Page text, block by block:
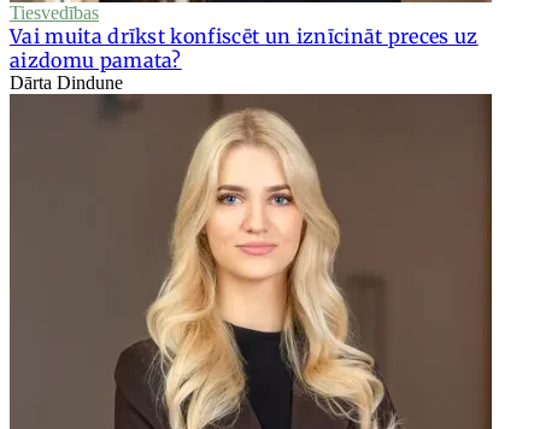
Tiesvedības
Vai muita drīkst konfiscēt un iznīcināt preces uz
aizdomu pamata?
Dārta Dindune